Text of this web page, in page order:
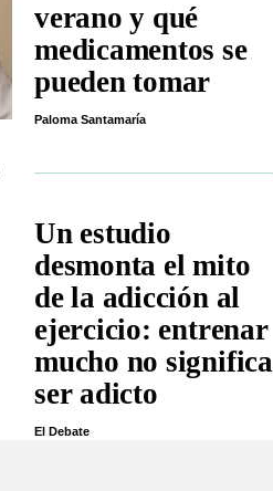
verano y qué
medicamentos se
pueden tomar
Paloma Santamaría
Un estudio
desmonta el mito
de la adicción al
ejercicio: entrenar
mucho no significa
ser adicto
El Debate